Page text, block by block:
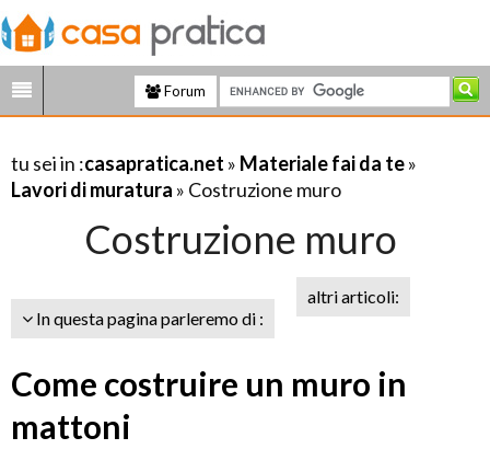
Forum
tu sei in :casapratica.net » Materiale fai da te»
Lavori di muratura » Costruzione muro
Costruzione muro
In questa pagina parleremo di :
altri articoli:
Come costruire un muro in
mattoni